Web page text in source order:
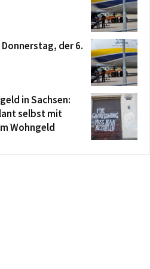
der 6.
in Sachsen:
selbst mit
Wohngeld